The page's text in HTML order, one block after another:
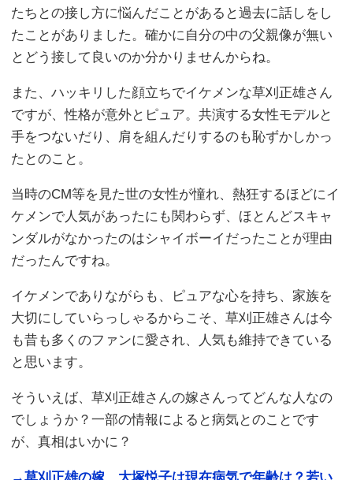
たちとの接し方に悩んだことがあると過去に話しをし
たことがありました。確かに自分の中の父親像が無い
とどう接して良いのか分かりませんからね。
また、ハッキリした顔立ちでイケメンな草刈正雄さん
ですが、性格が意外とピュア。共演する女性モデルと
手をつないだり、肩を組んだりするのも恥ずかしかっ
たとのこと。
当時のCM等を見た世の女性が憧れ、熱狂するほどにイ
ケメンで人気があったにも関わらず、ほとんどスキャ
ンダルがなかったのはシャイボーイだったことが理由
だったんですね。
イケメンでありながらも、ピュアな心を持ち、家族を
大切にしていらっしゃるからこそ、草刈正雄さんは今
も昔も多くのファンに愛され、人気も維持できている
と思います。
そういえば、草刈正雄さんの嫁さんってどんな人なの
でしょうか？一部の情報によると病気とのことです
が、真相はいかに？